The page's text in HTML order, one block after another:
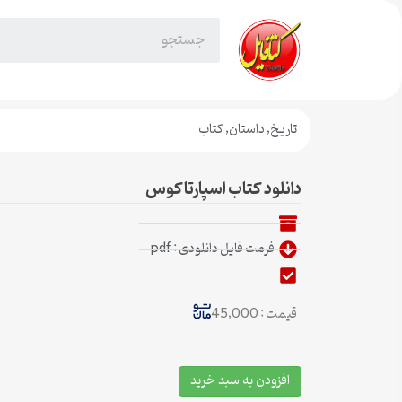
تاریخ,داستان,کتاب
دانلود کتاب اسپارتاکوس
فرمت فایل دانلودی : pdf
قیمت : 45,000
افزودن به سبد خرید